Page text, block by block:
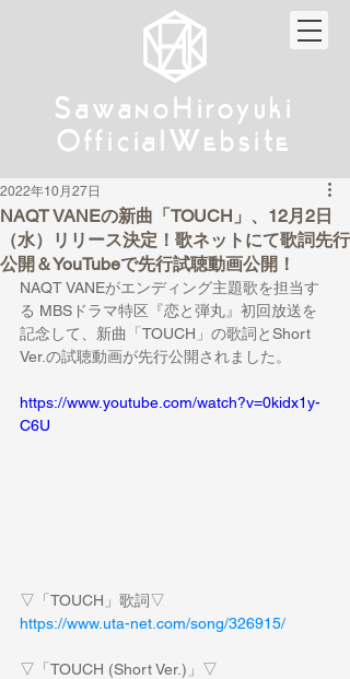
Sa wanoHiroyuki
Official W ebsite
Sa wanoHiroyuki
Official W ebsite
NAQT VANEの新曲「TOUCH」、12月2日
（水）リリース決定！歌ネットにて歌詞先行
公開＆YouTubeで先行試聴動画公開！
2022年10月27日
NAQT VANEがエンディング主題歌を担当す
る MBSドラマ特区『恋と弾丸』初回放送を
記念して、新曲「TOUCH」の歌詞とShort
Ver.の試聴動画が先行公開されました。
https://www.youtube.com/watch?v=0kidx1y-
C6U
▽「TOUCH」歌詞▽
https://www.uta-net.com/song/326915/
▽「TOUCH (Short Ver.)」▽